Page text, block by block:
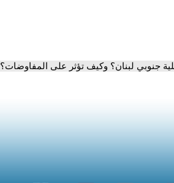
جنوبي لبنان؟ وكيف تؤثر على المفاوضات؟